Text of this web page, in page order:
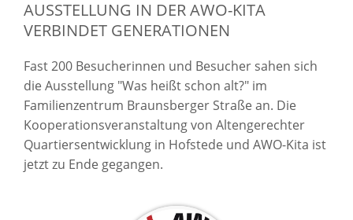
AUSSTELLUNG IN DER AWO-KITA
VERBINDET GENERATIONEN
Fast 200 Besucherinnen und Besucher sahen sich
die Ausstellung "Was heißt schon alt?" im
Familienzentrum Braunsberger Straße an. Die
Kooperationsveranstaltung von Altengerechter
Quartiersentwicklung in Hofstede und AWO-Kita ist
jetzt zu Ende gegangen.